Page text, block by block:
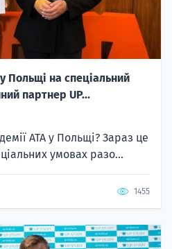
Польщі на спеціальний
партнер UP...
ATA у Польщі? Зараз це
умовах разо...
1455